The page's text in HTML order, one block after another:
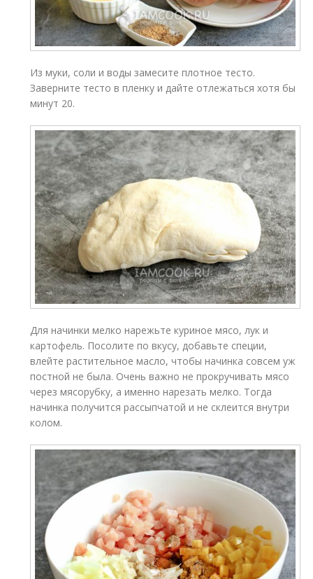
Из муки, соли и воды замесите плотное тесто.
Заверните тесто в пленку и дайте отлежаться хотя бы
минут 20.
Для начинки мелко нарежьте куриное мясо, лук и
картофель. Посолите по вкусу, добавьте специи,
влейте растительное масло, чтобы начинка совсем уж
постной не была. Очень важно не прокручивать мясо
через мясорубку, а именно нарезать мелко. Тогда
начинка получится рассыпчатой и не склеится внутри
колом.